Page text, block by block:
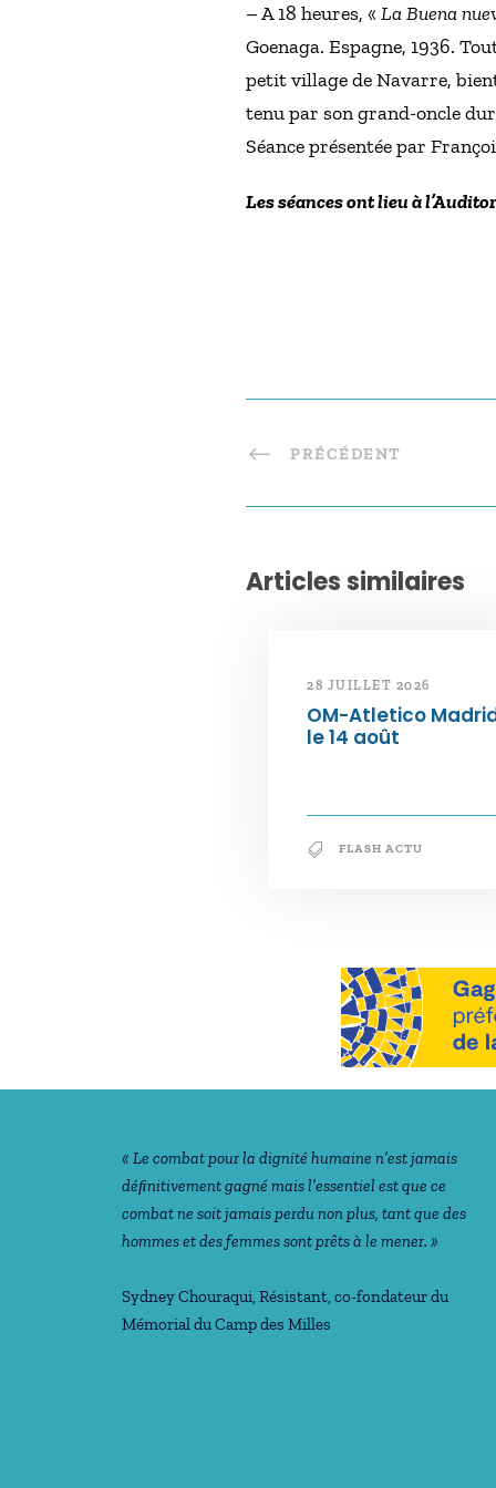
– A 18 heures, « La Buena
Goenaga. Espagne, 1936.
petit village de Navarre,
tenu par son grand-oncle
Séance présentée par
Les séances ont lieu à
PRÉCÉDENT
Articles similaires
28 JUILLET 2026
OM-Atletico
le 14 août
FLASH ACTU
Notre philosophie
« Le combat pour la dignité humaine n’est jamais
déﬁnitivement gagné mais l’essentiel est que ce
combat ne soit jamais perdu non plus, tant que des
hommes et des femmes sont prêts à le mener. »
Sydney Chouraqui, Résistant, co-fondateur du
Mémorial du Camp des Milles